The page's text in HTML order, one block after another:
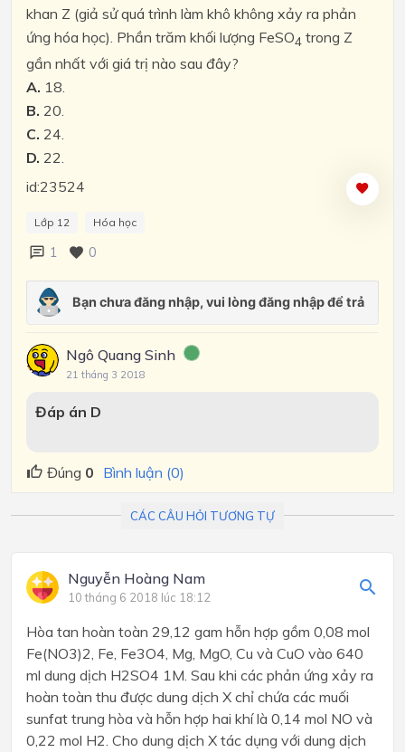
khan Z (giả sử quá trình làm khô không xảy ra phản
ứng hóa học). Phần trăm khối lượng FeSO4 trong Z
gần nhất với giá trị nào sau đây?
A. 18.
B. 20.
C. 24.
D. 22.
id:23524
Lớp 12 Hóa học
1 0
Ngô Quang Sinh
21 tháng 3 2018
Đáp án D
Đúng 0 Bình luận (0)
CÁC CÂU HỎI TƯƠNG TỰ
Nguyễn Hoàng Nam
10 tháng 6 2018 lúc 18:12
Hòa tan hoàn toàn 29,12 gam hỗn hợp gồm 0,08 mol
Fe(NO3)2, Fe, Fe3O4, Mg, MgO, Cu và CuO vào 640
ml dung dịch H2SO4 1M. Sau khi các phản ứng xảy ra
hoàn toàn thu được dung dịch X chỉ chứa các muối
sunfat trung hòa và hỗn hợp hai khí là 0,14 mol NO và
0,22 mol H2. Cho dung dịch X tác dụng với dung dịch